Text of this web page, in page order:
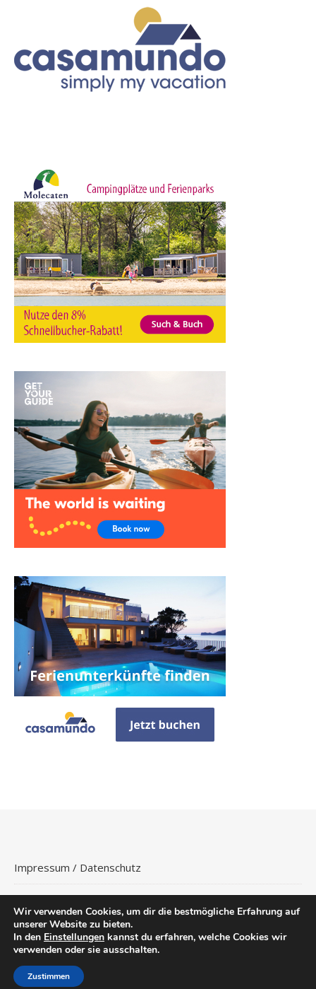
Impressum / Datenschutz
Copyright © 2026Hotels Buchen.
Flüge Hotels
Ashe Theme vonWP
Wir verwenden Cookies, um dir die bestmögliche Erfahrung auf
unserer Website zu bieten.
In den Einstellungen kannst du erfahren, welche Cookies wir
verwenden oder sie ausschalten.
Zustimmen